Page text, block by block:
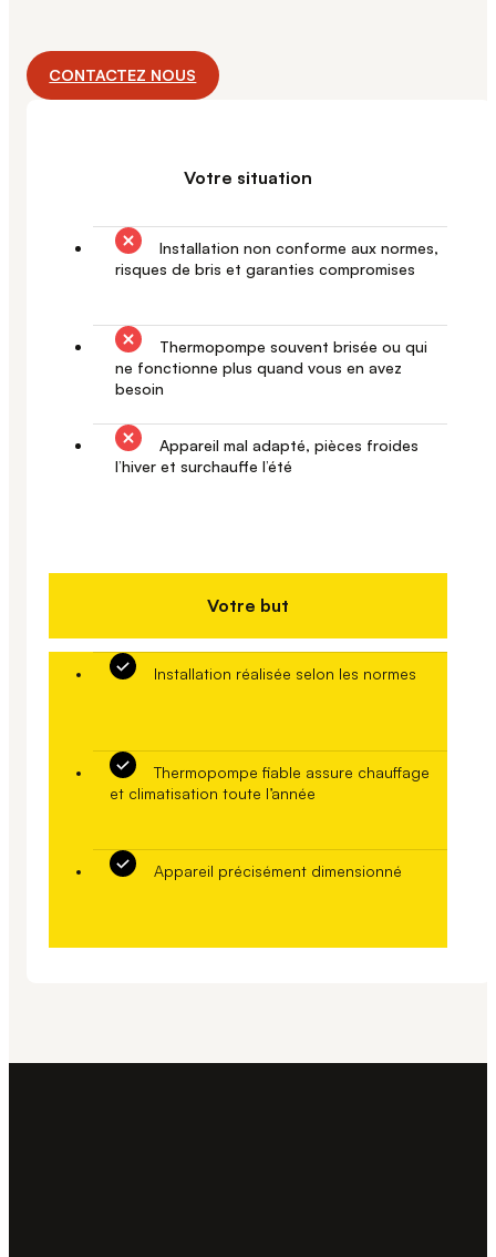
CONTACTEZ NOUS
Votre situation
Installation non conforme aux normes,
risques de bris et garanties compromises
Thermopompe souvent brisée ou qui
ne fonctionne plus quand vous en avez
besoin
Appareil mal adapté, pièces froides
l’hiver et surchauffe l’été
Votre but
Installation réalisée selon les normes
Thermopompe fiable assure chauffage
et climatisation toute l’année
Appareil précisément dimensionné